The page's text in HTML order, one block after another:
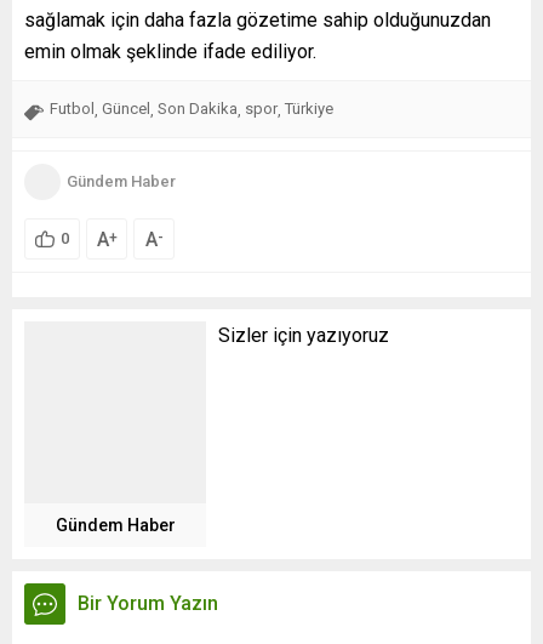
sağlamak için daha fazla gözetime sahip olduğunuzdan
emin olmak şeklinde ifade ediliyor.
Futbol Güncel Son Dakika spor Türkiye
Gündem Haber
0 A+ A-
Gündem Haber
Sizler için yazıyoruz
Bir Yorum Yazın